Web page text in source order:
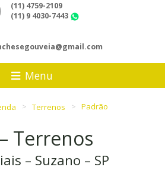
(11) 4759-2109
(11) 9 4030-7443
Menu
Terrenos Padrão
Terrenos
– Suzano – SP